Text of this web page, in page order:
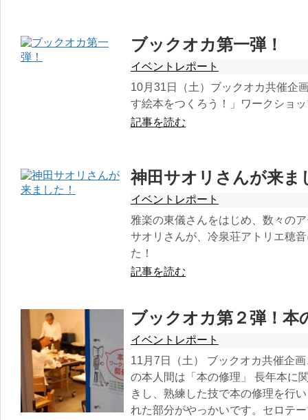
ブックオカ第一弾！
イベントレポート
10月31日（土）ブックオカ共催企
す絵本をつくろう！」ワークショ
記事を読む
神田サオリさんが来ま
イベントレポート
雅楽の東儀さんをはじめ、数々の
サオリさんが、冷泉荘アトリエ穂
た！
記事を読む
ブックオカ第２弾！本
イベントレポート
11月7日（土） ブックオカ共催企
の本人間は「本の修理」 長年本に
きし、熟練した技で本の修理を行
れた部分がやっかいです。セロテ